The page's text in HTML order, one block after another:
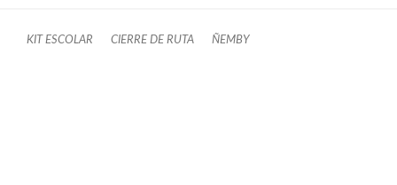
KIT ESCOLAR CIERRE DE RUTA ÑEMBY